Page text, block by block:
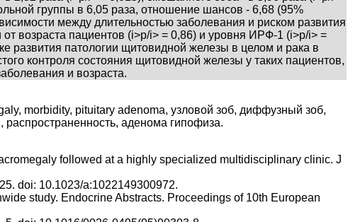
группы в 6,05 раза, отношение шансов - 6,68 (95%
между длительностью заболевания и риском развития
возраста пациентов (i>р/i> = 0,86) и уровня ИРФ-1 (i>р/i> =
развития патологии щитовидной железы в целом и рака в
контроля состояния щитовидной железы у таких пациентов,
и возраста.
morbidity, pituitary adenoma, узловой зоб, диффузный зоб,
аденома гипофиза.
followed at a highly specialized multidisciplinary clinic. J
doi: 10.1023/a:1022149300972.
study. Endocrine Abstracts. Proceedings of 10th European